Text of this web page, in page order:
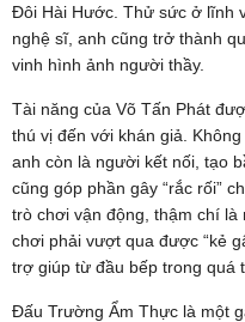
Đôi Hài Hước. Thử sức ở lĩnh
nghệ sĩ, anh cũng trở thành
vinh hình ảnh người thầy.
Tài năng của Võ Tấn Phát
thú vị đến với khán giả.
anh còn là người kết nối, tạo
cũng góp phần gây “rắc rối”
trò chơi vận động, thậm chí
chơi phải vượt qua được “kẻ
trợ giúp từ đầu bếp trong quá
Đấu Trường Ẩm Thực là một